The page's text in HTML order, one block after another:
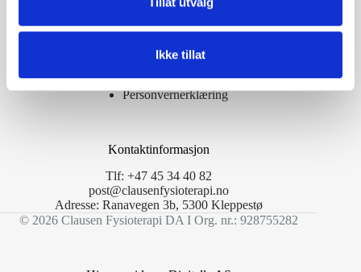
Ikke tillat
Sentralt på Kleppestø, Askøy. 15min fra Bergen Sentrum!
Informasjonskapsler
Personvernerklæring
Kontaktinformasjon
Tlf:+47 45 34 40 82
post@clausenfysioterapi.no
Adresse: Ranavegen 3b, 5300 Kleppestø
© 2026 Clausen Fysioterapi DA I Org. nr.: 928755282